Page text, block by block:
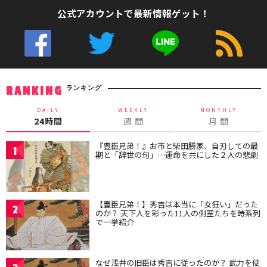
公式アカウントで最新情報ゲット！
RANKING ランキング
DAILY
24時間
WEEKLY
週 間
MONTHLY
月 間
1 『豊臣兄弟！』お市と柴田勝家、自刃しての最
期と「辞世の句」…運命を共にした２人の悲劇
2 【豊臣兄弟！】秀吉は本当に「女狂い」だった
のか？ 天下人を彩った11人の側室たちを時系列
で一挙紹介
なぜ浅井の旧臣は秀吉に従ったのか？ 武力を使